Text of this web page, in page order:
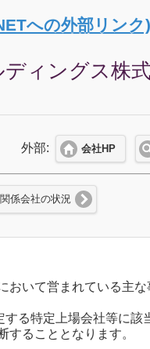
への外部リンク)
ィングス株
外部: 会社HP
関係会社の状況
いて営まれている主
る特定上場会社等に
ることとなります。